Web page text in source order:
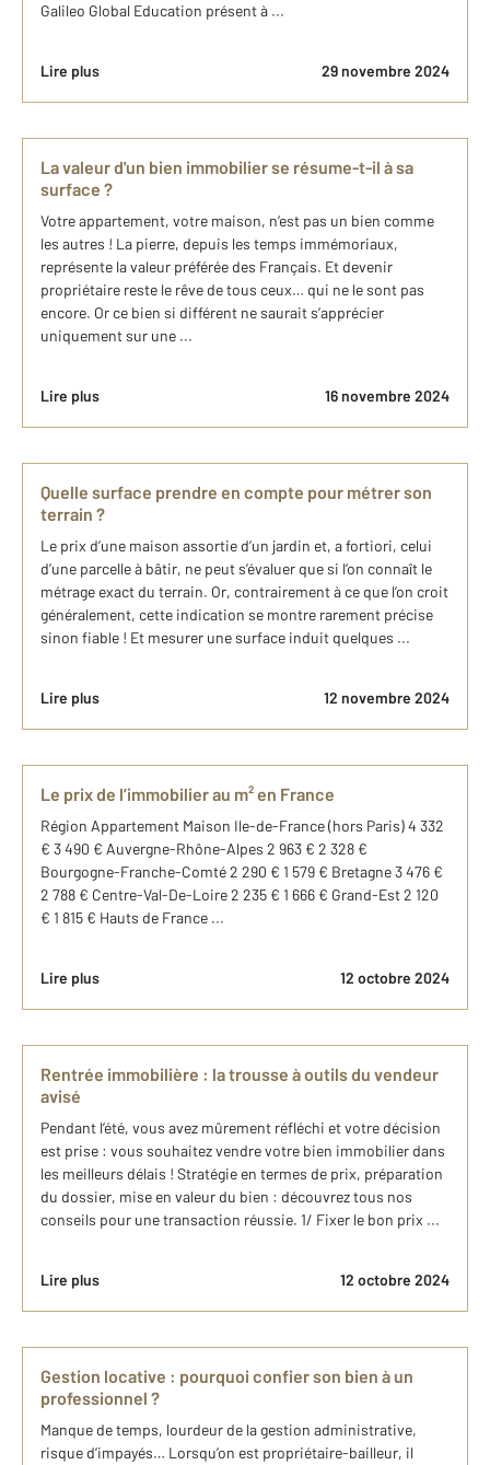
Galileo Global Education présent à ...
Lire plus 29 novembre 2024
La valeur d'un bien immobilier se résume-t-il à sa
surface ?
Votre appartement, votre maison, n’est pas un bien comme
les autres ! La pierre, depuis les temps immémoriaux,
représente la valeur préférée des Français. Et devenir
propriétaire reste le rêve de tous ceux… qui ne le sont pas
encore. Or ce bien si différent ne saurait s’apprécier
uniquement sur une ...
Lire plus 16 novembre 2024
Quelle surface prendre en compte pour métrer son
terrain ?
Le prix d’une maison assortie d’un jardin et, a fortiori, celui
d’une parcelle à bâtir, ne peut s’évaluer que si l’on connaît le
métrage exact du terrain. Or, contrairement à ce que l’on croit
généralement, cette indication se montre rarement précise
sinon fiable ! Et mesurer une surface induit quelques ...
Lire plus 12 novembre 2024
Le prix de l’immobilier au m² en France
Région Appartement Maison Ile-de-France (hors Paris) 4 332
€ 3 490 € Auvergne-Rhône-Alpes 2 963 € 2 328 €
Bourgogne-Franche-Comté 2 290 € 1 579 € Bretagne 3 476 €
2 788 € Centre-Val-De-Loire 2 235 € 1 666 € Grand-Est 2 120
€ 1 815 € Hauts de France ...
Lire plus 12 octobre 2024
Rentrée immobilière : la trousse à outils du vendeur
avisé
Pendant l’été, vous avez mûrement réfléchi et votre décision
est prise : vous souhaitez vendre votre bien immobilier dans
les meilleurs délais ! Stratégie en termes de prix, préparation
du dossier, mise en valeur du bien : découvrez tous nos
conseils pour une transaction réussie. 1/ Fixer le bon prix ...
Lire plus 12 octobre 2024
Gestion locative : pourquoi confier son bien à un
professionnel ?
Manque de temps, lourdeur de la gestion administrative,
risque d’impayés… Lorsqu’on est propriétaire-bailleur, il